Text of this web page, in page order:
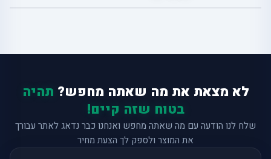
לא מצאת את מה שאתה מחפש? תהיה
בטוח שזה קיים!
שלח לנו הודעה עם מה שאתה מחפש ואנחנו כבר נדאג לאתר עבורך
את המוצר ולספק לך הצעת מחיר